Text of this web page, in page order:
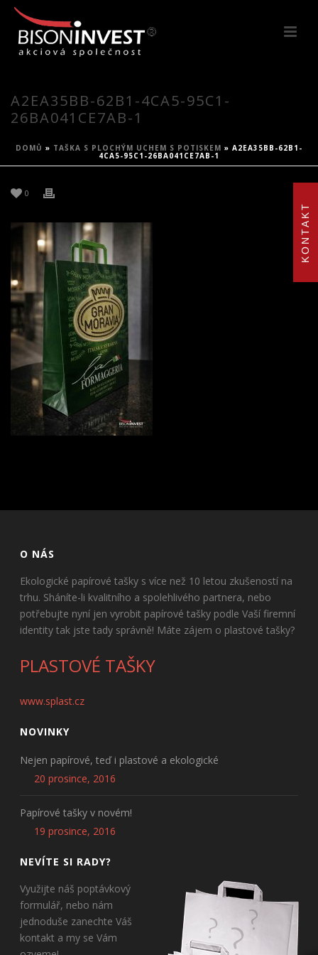
KONTAKT
A2EA35BB-62B1-4CA5-95C1-
26BA041CE7AB-1
DOMŮ » TAŠKA S PLOCHÝM UCHEM S POTISKEM » A2EA35BB-62B1-
4CA5-95C1-26BA041CE7AB-1
0
O NÁS
Ekologické papírové tašky s více než 10 letou zkušeností na
trhu. Sháníte-li kvalitního a spolehlivého partnera, nebo
potřebujte nyní jen vyrobit papírové tašky podle Vaší firemní
identity tak jste tady správně! Máte zájem o plastové tašky?
PLASTOVÉ TAŠKY
www.splast.cz
NOVINKY
Nejen papírové, teď i plastové a ekologické
20 prosince, 2016
Papírové tašky v novém!
19 prosince, 2016
NEVÍTE SI RADY?
Využijte náš poptávkový
formulář, nebo nám
jednoduše zanechte Váš
kontakt a my se Vám